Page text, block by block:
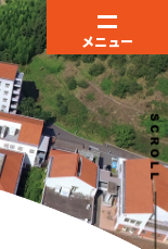
メニュー